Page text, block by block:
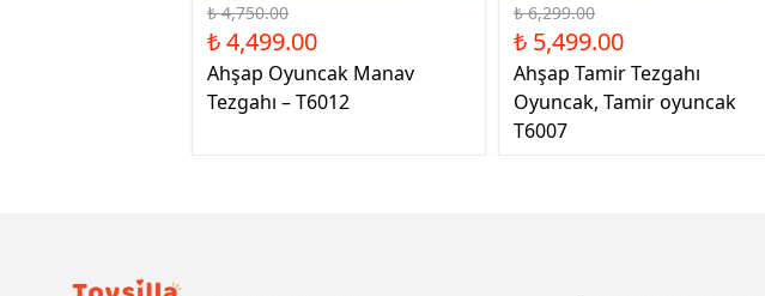
₺ 4,750.00
₺ 4,499.00
Ahşap Oyuncak Manav
Tezgahı – T6012
₺ 6,299.00
₺ 5,499.00
Ahşap Tamir Tezgahı
Oyuncak, Tamir oyuncak
T6007